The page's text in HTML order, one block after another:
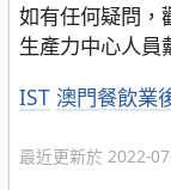
如有任何疑問
生產力中心人員
分
IST 澳門餐飲業
最近更新於 2022-